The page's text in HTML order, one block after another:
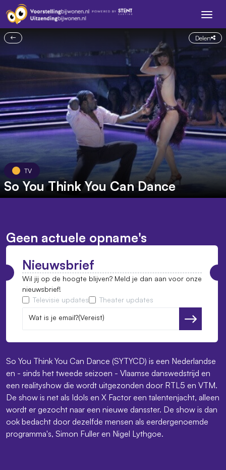
Delen
TV
So You Think You Can Dance
Geen actuele opname's
Nieuwsbrief
Wil jij op de hoogte blijven? Meld je dan aan voor onze
nieuwsbrief!
Televisie updates
Theater updates
Wat is je email?(Vereist) Versturen
So You Think You Can Dance (SYTYCD) is een Nederlandse
en - sinds het tweede seizoen - Vlaamse danswedstrijd en
een realityshow die wordt uitgezonden door RTL5 en VTM.
De show is net als Idols en X Factor een talentenjacht, alleen
wordt er gezocht naar een nieuwe dansster. De show is dan
ook bedacht door dezelfde mensen als eerdergenoemde
programma's, Simon Fuller en Nigel Lythgoe.